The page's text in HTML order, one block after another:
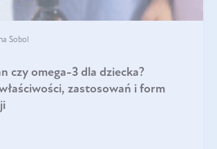
Sobol
czy omega-3 dla dziecka?
zastosowań i form